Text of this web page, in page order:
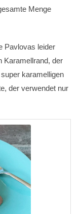
Menge
Pavlovas leider
Karamellrand, der
karamelligen
der verwendet nur